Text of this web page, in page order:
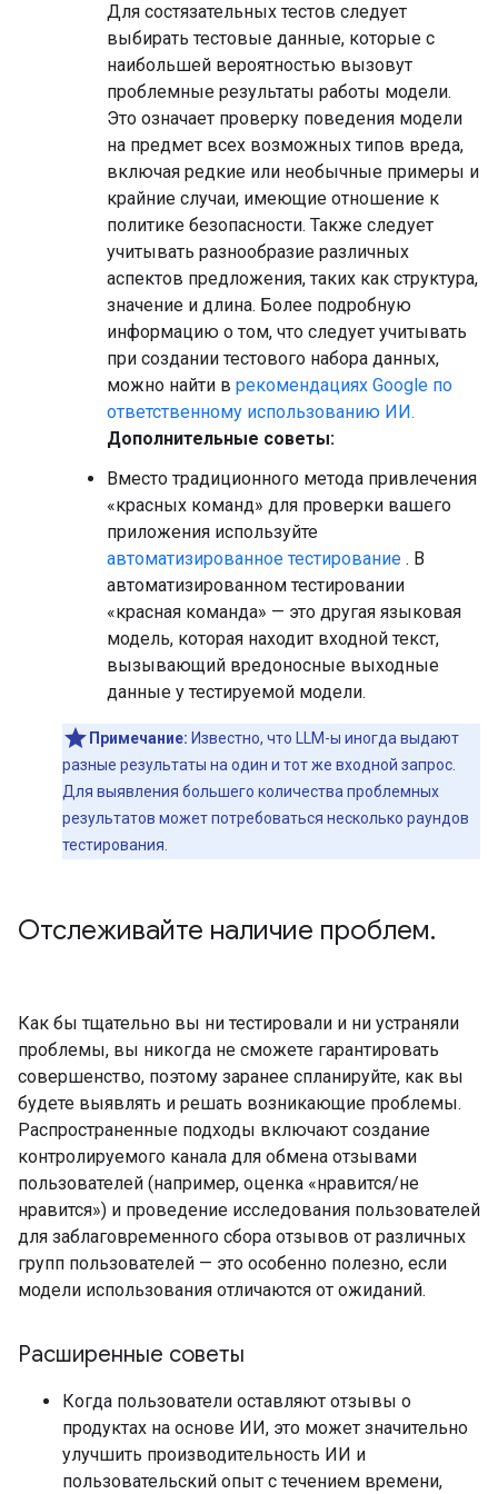
Для состязательных тестов следует
выбирать тестовые данные, которые с
наибольшей вероятностью вызовут
проблемные результаты работы модели.
Это означает проверку поведения модели
на предмет всех возможных типов вреда,
включая редкие или необычные примеры и
крайние случаи, имеющие отношение к
политике безопасности. Также следует
учитывать разнообразие различных
аспектов предложения, таких как структура,
значение и длина. Более подробную
информацию о том, что следует учитывать
при создании тестового набора данных,
можно найти в рекомендациях Google по
ответственному использованию ИИ.
Дополнительные советы:
Вместо традиционного метода привлечения
«красных команд» для проверки вашего
приложения используйте
автоматизированное тестирование . В
автоматизированном тестировании
«красная команда» — это другая языковая
модель, которая находит входной текст,
вызывающий вредоносные выходные
данные у тестируемой модели.
Примечание: Известно, что LLM-ы иногда выдают
разные результаты на один и тот же входной запрос.
Для выявления большего количества проблемных
результатов может потребоваться несколько раундов
тестирования.
Отслеживайте наличие проблем.
Как бы тщательно вы ни тестировали и ни устраняли
проблемы, вы никогда не сможете гарантировать
совершенство, поэтому заранее спланируйте, как вы
будете выявлять и решать возникающие проблемы.
Распространенные подходы включают создание
контролируемого канала для обмена отзывами
пользователей (например, оценка «нравится/не
нравится») и проведение исследования пользователей
для заблаговременного сбора отзывов от различных
групп пользователей — это особенно полезно, если
модели использования отличаются от ожиданий.
Расширенные советы
Когда пользователи оставляют отзывы о
продуктах на основе ИИ, это может значительно
улучшить производительность ИИ и
пользовательский опыт с течением времени,